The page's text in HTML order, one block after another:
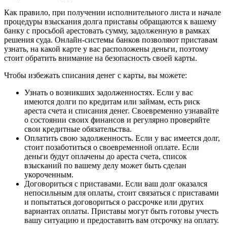
Как правило, при получении исполнительного листа и начале
процедуры взыскания долга приставы обращаются к вашему
банку с просьбой арестовать сумму, задолженную в рамках
решения суда. Онлайн-системы банков позволяют приставам
узнать, на какой карте у вас расположены деньги, поэтому
стоит обратить внимание на безопасность своей карты.
Чтобы избежать списания денег с карты, вы можете:
Узнать о возникших задолженностях. Если у вас
имеются долги по кредитам или займам, есть риск
ареста счета и списания денег. Своевременно узнавайте
о состоянии своих финансов и регулярно проверяйте
свои кредитные обязательства.
Оплатить свою задолженность. Если у вас имеется долг,
стоит позаботиться о своевременной оплате. Если
деньги будут оплачены до ареста счета, список
взысканий по вашему делу может быть сделан
укороченным.
Договориться с приставами. Если ваш долг оказался
непосильным для оплаты, стоит связаться с приставами
и попытаться договориться о рассрочке или других
вариантах оплаты. Приставы могут быть готовы учесть
вашу ситуацию и предоставить вам отсрочку на оплату.